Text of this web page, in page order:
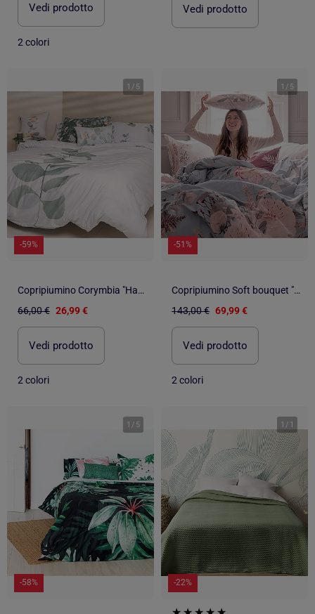
Vedi prodotto
2 colori
Vedi prodotto
1 / 5
-59%
Copripiumino Corymbia "Happyfriday
66,00 € 26,99 €
Vedi prodotto
2 colori
1 / 5
-51%
Copripiumino Soft bouquet "Happyfriday
143,00 € 69,99 €
Vedi prodotto
2 colori
1 / 5
-58%
1 / 1
-22%